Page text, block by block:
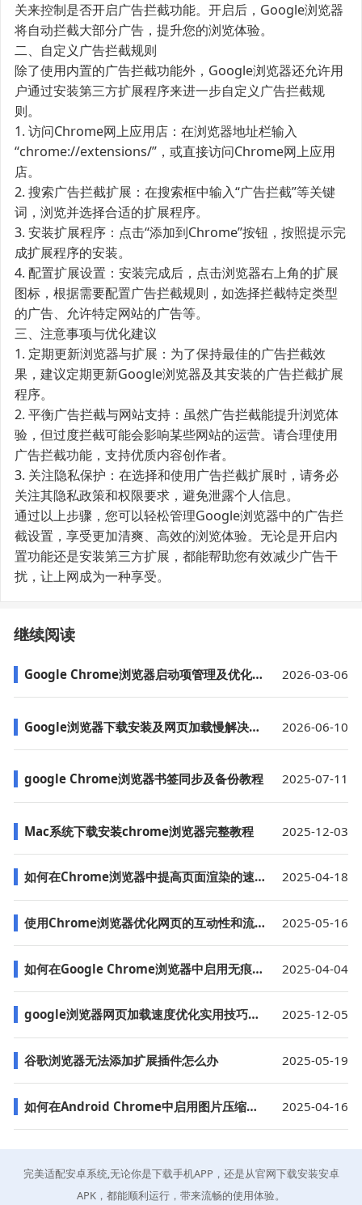
关来控制是否开启广告拦截功能。开启后，Google浏览器
将自动拦截大部分广告，提升您的浏览体验。
二、自定义广告拦截规则
除了使用内置的广告拦截功能外，Google浏览器还允许用
户通过安装第三方扩展程序来进一步自定义广告拦截规
则。
1. 访问Chrome网上应用店：在浏览器地址栏输入
“chrome://extensions/”，或直接访问Chrome网上应用
店。
2. 搜索广告拦截扩展：在搜索框中输入“广告拦截”等关键
词，浏览并选择合适的扩展程序。
3. 安装扩展程序：点击“添加到Chrome”按钮，按照提示完
成扩展程序的安装。
4. 配置扩展设置：安装完成后，点击浏览器右上角的扩展
图标，根据需要配置广告拦截规则，如选择拦截特定类型
的广告、允许特定网站的广告等。
三、注意事项与优化建议
1. 定期更新浏览器与扩展：为了保持最佳的广告拦截效
果，建议定期更新Google浏览器及其安装的广告拦截扩展
程序。
2. 平衡广告拦截与网站支持：虽然广告拦截能提升浏览体
验，但过度拦截可能会影响某些网站的运营。请合理使用
广告拦截功能，支持优质内容创作者。
3. 关注隐私保护：在选择和使用广告拦截扩展时，请务必
关注其隐私政策和权限要求，避免泄露个人信息。
通过以上步骤，您可以轻松管理Google浏览器中的广告拦
截设置，享受更加清爽、高效的浏览体验。无论是开启内
置功能还是安装第三方扩展，都能帮助您有效减少广告干
扰，让上网成为一种享受。
继续阅读
Google Chrome浏览器启动项管理及优化方法 2026-03-06
Google浏览器下载安装及网页加载慢解决教程 2026-06-10
google Chrome浏览器书签同步及备份教程 2025-07-11
Mac系统下载安装chrome浏览器完整教程 2025-12-03
如何在Chrome浏览器中提高页面渲染的速度 2025-04-18
使用Chrome浏览器优化网页的互动性和流畅性 2025-05-16
如何在Google Chrome浏览器中启用无痕模式 2025-04-04
google浏览器网页加载速度优化实用技巧介绍 2025-12-05
谷歌浏览器无法添加扩展插件怎么办 2025-05-19
如何在Android Chrome中启用图片压缩功能 2025-04-16
完美适配安卓系统,无论你是下载手机APP，还是从官网下载安装安卓
APK，都能顺利运行，带来流畅的使用体验。